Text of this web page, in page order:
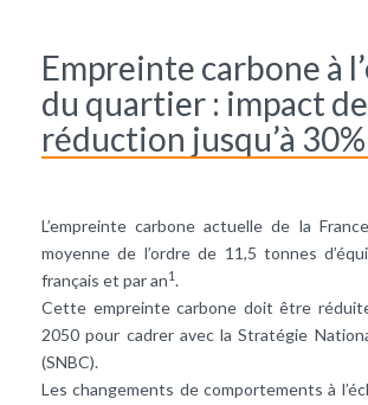
Empreinte carbone à
du quartier : impact de
réduction jusqu’à 30%
L’empreinte carbone actuelle de la
moyenne de l’ordre de 11,5 tonnes
français et par an1.
Cette empreinte carbone doit être
2050 pour cadrer avec la Stratégie
(SNBC).
Les changements de comportements à